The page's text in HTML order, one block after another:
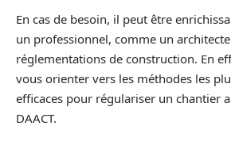
En cas de besoin, il peut être
un professionnel, comme un
réglementations de construction. En
vous orienter vers les méthodes les
efficaces pour régulariser un chantier
DAACT.